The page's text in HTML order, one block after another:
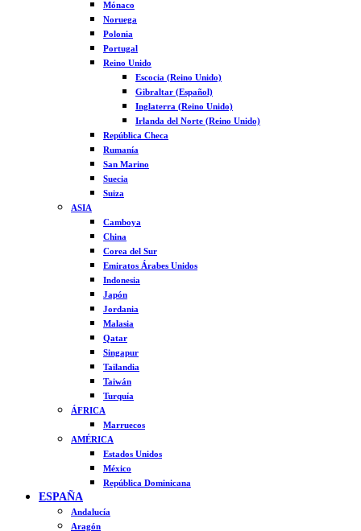
Mónaco
Noruega
Polonia
Portugal
Reino Unido
Escocia (Reino Unido)
Gibraltar (Español)
Inglaterra (Reino Unido)
Irlanda del Norte (Reino Unido)
República Checa
Rumanía
San Marino
Suecia
Suiza
ASIA
Camboya
China
Corea del Sur
Emiratos Árabes Unidos
Indonesia
Japón
Jordania
Malasia
Qatar
Singapur
Tailandia
Taiwán
Turquía
ÁFRICA
Marruecos
AMÉRICA
Estados Unidos
México
República Dominicana
ESPAÑA
Andalucía
Aragón